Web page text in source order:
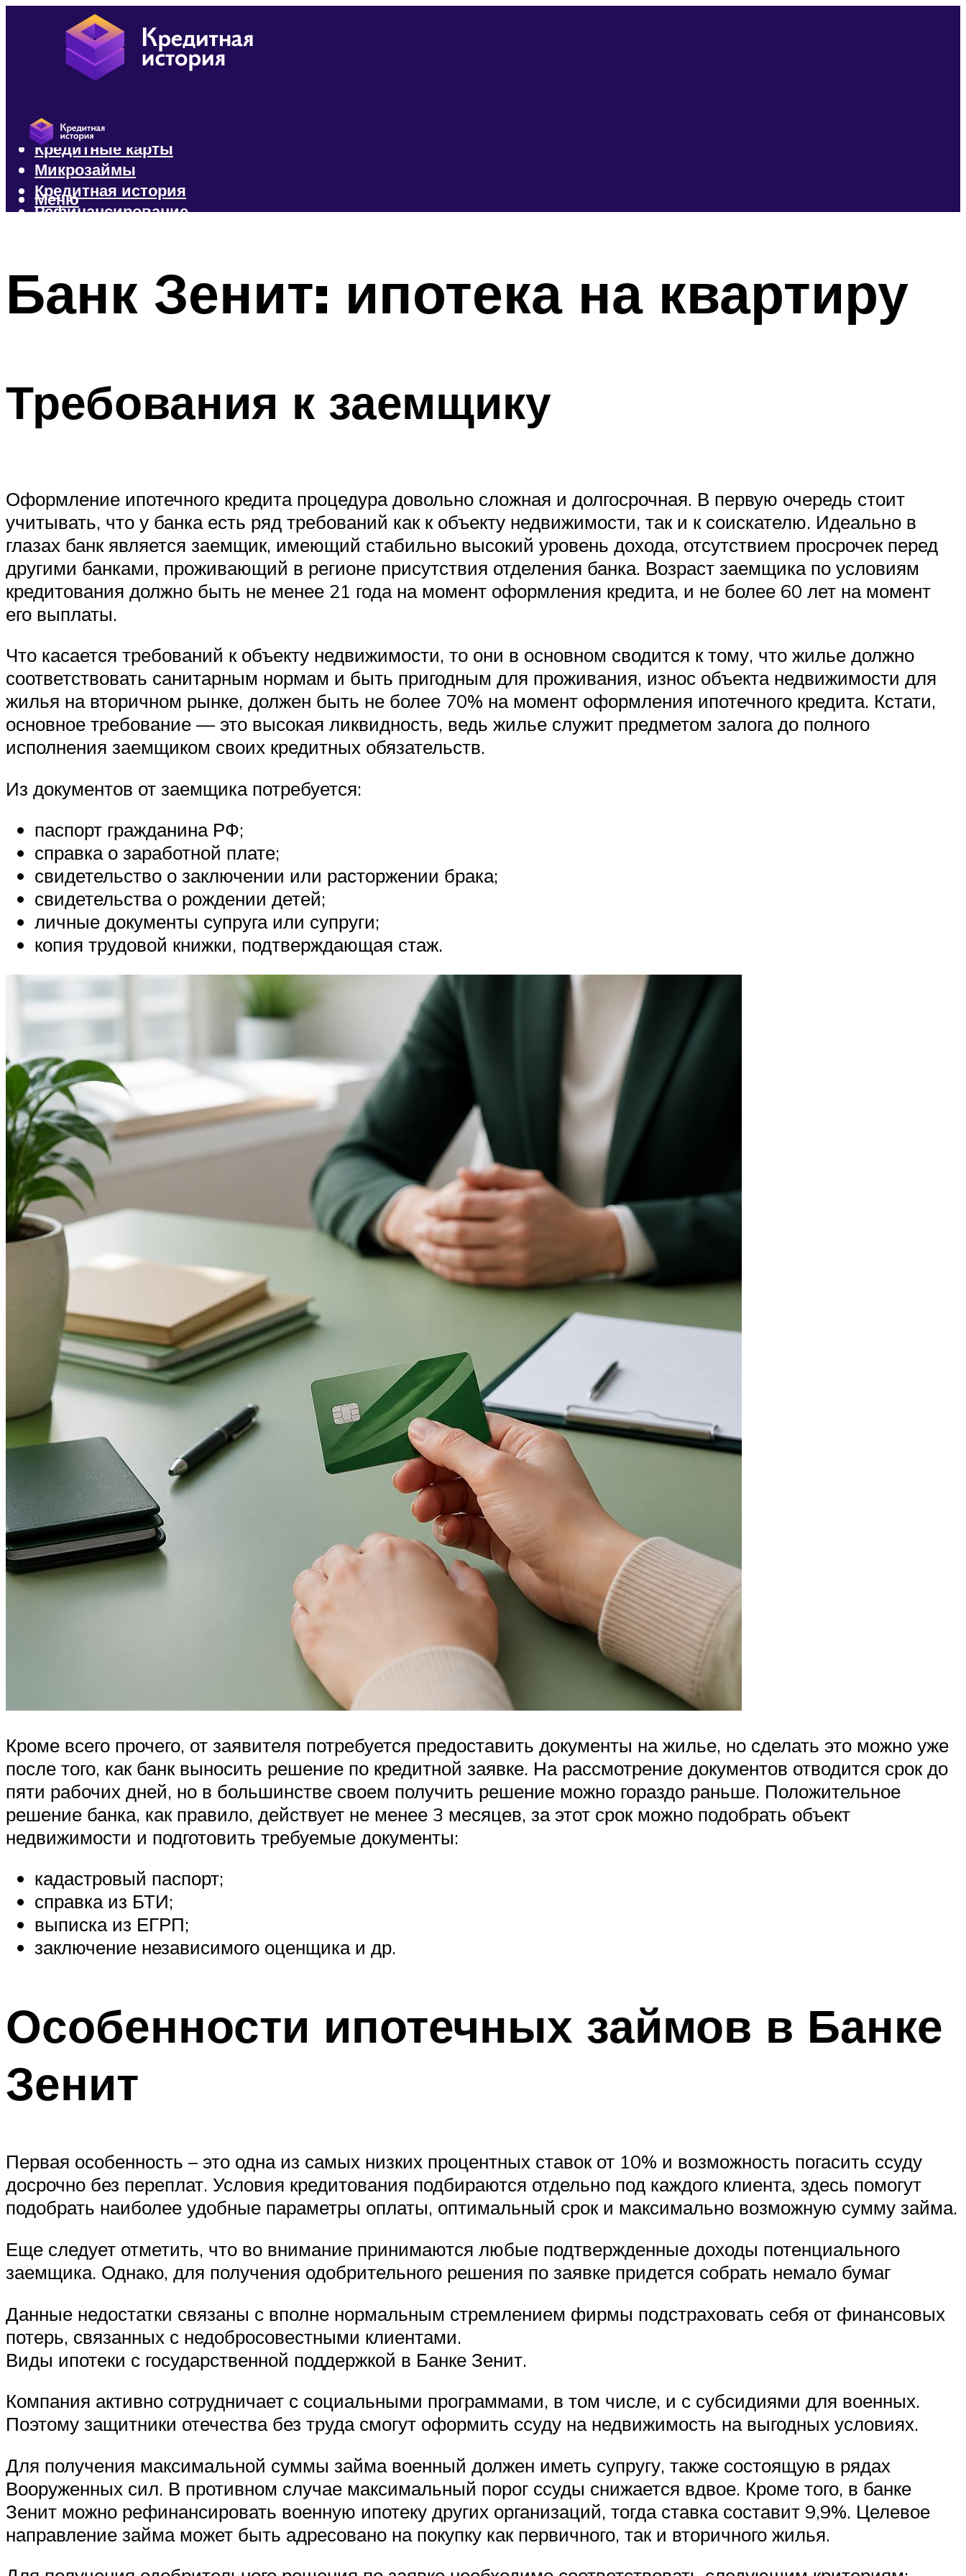
Кредиты
Кредитные карты
Микрозаймы
Кредитная история
Рефинансирование
Меню
Банк Зенит: ипотека на квартиру
Требования к заемщику
Оформление ипотечного кредита процедура довольно сложная и долгосрочная. В первую очередь стоит
учитывать, что у банка есть ряд требований как к объекту недвижимости, так и к соискателю. Идеально в
глазах банк является заемщик, имеющий стабильно высокий уровень дохода, отсутствием просрочек перед
другими банками, проживающий в регионе присутствия отделения банка. Возраст заемщика по условиям
кредитования должно быть не менее 21 года на момент оформления кредита, и не более 60 лет на момент
его выплаты.
Что касается требований к объекту недвижимости, то они в основном сводится к тому, что жилье должно
соответствовать санитарным нормам и быть пригодным для проживания, износ объекта недвижимости для
жилья на вторичном рынке, должен быть не более 70% на момент оформления ипотечного кредита. Кстати,
основное требование — это высокая ликвидность, ведь жилье служит предметом залога до полного
исполнения заемщиком своих кредитных обязательств.
Из документов от заемщика потребуется:
паспорт гражданина РФ;
справка о заработной плате;
свидетельство о заключении или расторжении брака;
свидетельства о рождении детей;
личные документы супруга или супруги;
копия трудовой книжки, подтверждающая стаж.
Кроме всего прочего, от заявителя потребуется предоставить документы на жилье, но сделать это можно уже
после того, как банк выносить решение по кредитной заявке. На рассмотрение документов отводится срок до
пяти рабочих дней, но в большинстве своем получить решение можно гораздо раньше. Положительное
решение банка, как правило, действует не менее 3 месяцев, за этот срок можно подобрать объект
недвижимости и подготовить требуемые документы:
кадастровый паспорт;
справка из БТИ;
выписка из ЕГРП;
заключение независимого оценщика и др.
Особенности ипотечных займов в Банке
Зенит
Первая особенность – это одна из самых низких процентных ставок от 10% и возможность погасить ссуду
досрочно без переплат. Условия кредитования подбираются отдельно под каждого клиента, здесь помогут
подобрать наиболее удобные параметры оплаты, оптимальный срок и максимально возможную сумму займа.
Еще следует отметить, что во внимание принимаются любые подтвержденные доходы потенциального
заемщика. Однако, для получения одобрительного решения по заявке придется собрать немало бумаг
Данные недостатки связаны с вполне нормальным стремлением фирмы подстраховать себя от финансовых
потерь, связанных с недобросовестными клиентами.
Виды ипотеки с государственной поддержкой в Банке Зенит.
Компания активно сотрудничает с социальными программами, в том числе, и с субсидиями для военных.
Поэтому защитники отечества без труда смогут оформить ссуду на недвижимость на выгодных условиях.
Для получения максимальной суммы займа военный должен иметь супругу, также состоящую в рядах
Вооруженных сил. В противном случае максимальный порог ссуды снижается вдвое. Кроме того, в банке
Зенит можно рефинансировать военную ипотеку других организаций, тогда ставка составит 9,9%. Целевое
направление займа может быть адресовано на покупку как первичного, так и вторичного жилья.